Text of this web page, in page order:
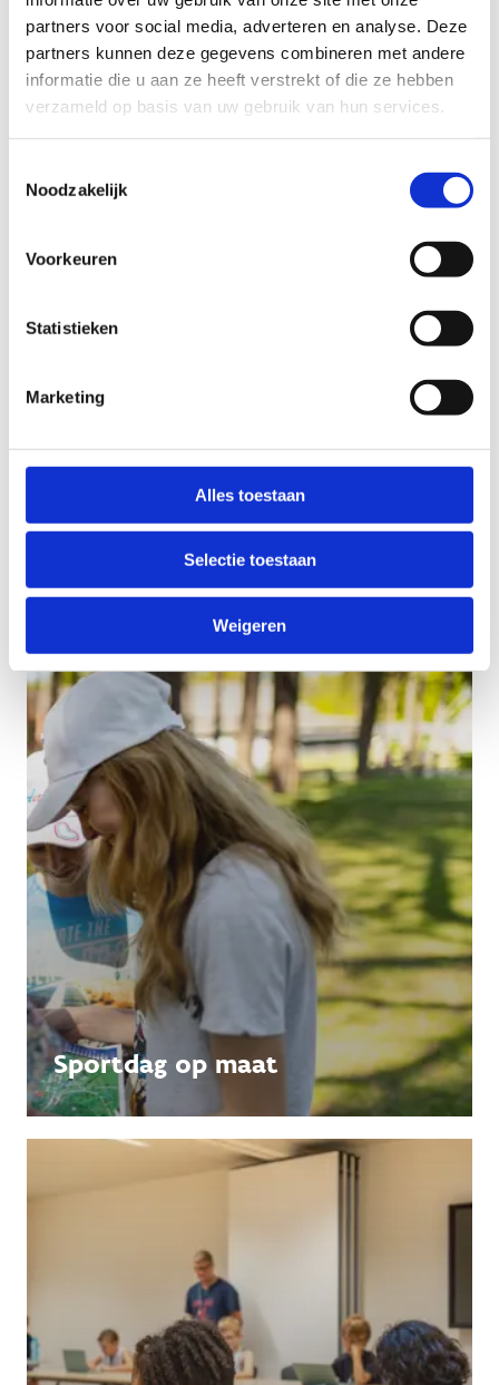
partners voor social media, adverteren en analyse. Deze
partners kunnen deze gegevens combineren met andere
informatie die u aan ze heeft verstrekt of die ze hebben
verzameld op basis van uw gebruik van hun services.
Noodzakelijk
Voorkeuren
Statistieken
Marketing
Alles toestaan
Selectie toestaan
Weigeren
+32 89 86 91 30
Stuur een bericht
Avontuurlijke sportdag
Sportdag op maat